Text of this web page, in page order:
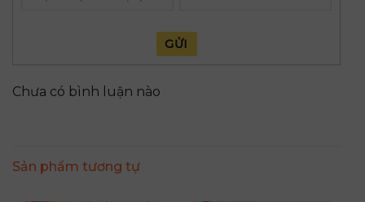
GỬI
Chưa có bình luận nào
Sản phẩm tương tự